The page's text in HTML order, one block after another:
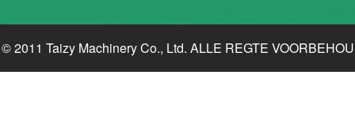
© 2011 Taizy Machinery Co., Ltd. ALLE REGTE VOORBEHOU